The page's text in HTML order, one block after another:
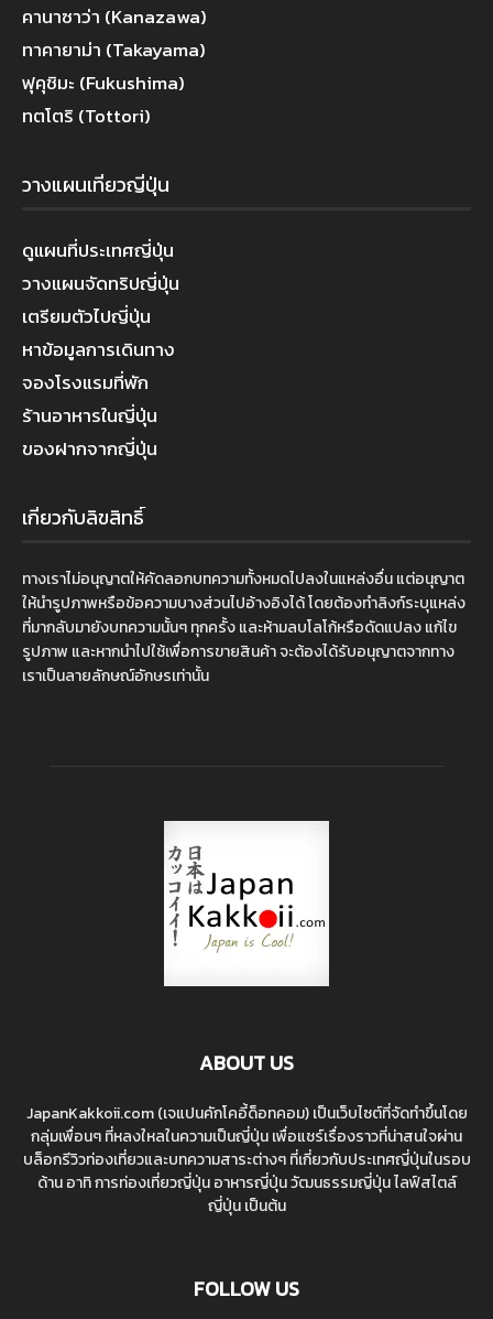
คานาซาว่า (Kanazawa)
ทาคายาม่า (Takayama)
ฟุคุชิมะ (Fukushima)
ทตโตริ (Tottori)
วางแผนเที่ยวญี่ปุ่น
ดูแผนที่ประเทศญี่ปุ่น
วางแผนจัดทริปญี่ปุ่น
เตรียมตัวไปญี่ปุ่น
หาข้อมูลการเดินทาง
จองโรงแรมที่พัก
ร้านอาหารในญี่ปุ่น
ของฝากจากญี่ปุ่น
เกี่ยวกับลิขสิทธิ์
ทางเราไม่อนุญาตให้คัดลอกบทความทั้งหมดไปลงในแหล่งอื่น แต่อนุญาต
ให้นำรูปภาพหรือข้อความบางส่วนไปอ้างอิงได้ โดยต้องทำลิงก์ระบุแหล่ง
ที่มากลับมายังบทความนั้นๆ ทุกครั้ง และห้ามลบโลโก้หรือดัดแปลง แก้ไข
รูปภาพ และหากนำไปใช้เพื่อการขายสินค้า จะต้องได้รับอนุญาตจากทาง
เราเป็นลายลักษณ์อักษรเท่านั้น
ABOUT US
JapanKakkoii.com (เจแปนคักโคอี้ด็อทคอม) เป็นเว็บไซต์ที่จัดทำขึ้นโดย
กลุ่มเพื่อนๆ ที่หลงใหลในความเป็นญี่ปุ่น เพื่อแชร์เรื่องราวที่น่าสนใจผ่าน
บล็อกรีวิวท่องเที่ยวและบทความสาระต่างๆ ที่เกี่ยวกับประเทศญี่ปุ่นในรอบ
ด้าน อาทิ การท่องเที่ยวญี่ปุ่น อาหารญี่ปุ่น วัฒนธรรมญี่ปุ่น ไลฟ์สไตล์
ญี่ปุ่น เป็นต้น
FOLLOW US